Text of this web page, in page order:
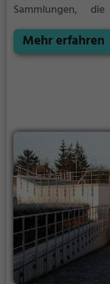
Sammlungen,
umfassen, hatten
Untergeschoss
Abteilung mit der
Mehr erfahren